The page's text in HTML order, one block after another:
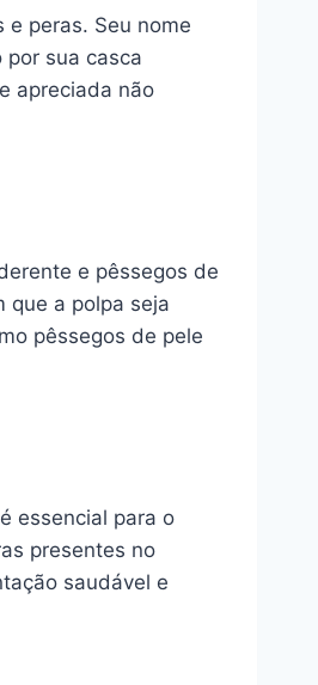
peras. Seu nome
sua casca
apreciada não
e pêssegos de
que a polpa seja
pêssegos de pele
essencial para o
presentes no
saudável e